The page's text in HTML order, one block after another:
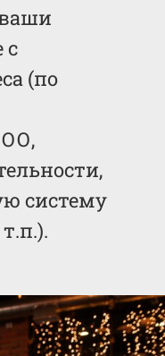
с
(по
систему